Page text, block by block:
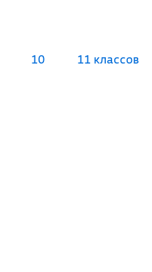
10 11 классов